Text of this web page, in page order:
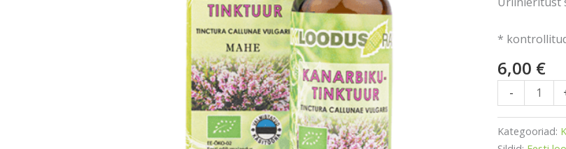
*
6,00 €
-
Kategooriad: